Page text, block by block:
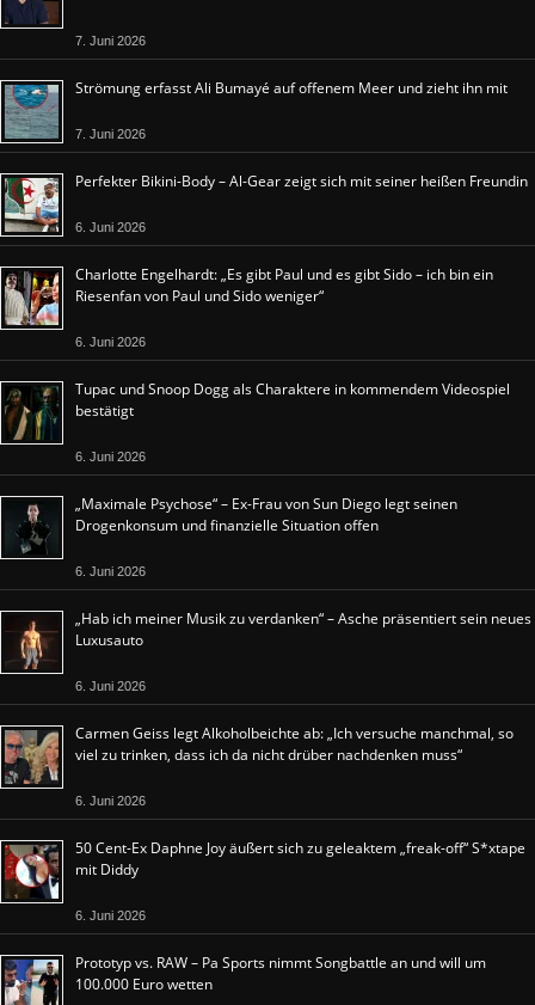
7. Juni 2026
Strömung erfasst Ali Bumayé auf offenem Meer und zieht ihn mit
7. Juni 2026
Perfekter Bikini-Body – Al-Gear zeigt sich mit seiner heißen Freundin
6. Juni 2026
Charlotte Engelhardt: „Es gibt Paul und es gibt Sido – ich bin ein
Riesenfan von Paul und Sido weniger“
6. Juni 2026
Tupac und Snoop Dogg als Charaktere in kommendem Videospiel
bestätigt
6. Juni 2026
„Maximale Psychose“ – Ex-Frau von Sun Diego legt seinen
Drogenkonsum und finanzielle Situation offen
6. Juni 2026
„Hab ich meiner Musik zu verdanken“ – Asche präsentiert sein neues
Luxusauto
6. Juni 2026
Carmen Geiss legt Alkoholbeichte ab: „Ich versuche manchmal, so
viel zu trinken, dass ich da nicht drüber nachdenken muss“
6. Juni 2026
50 Cent-Ex Daphne Joy äußert sich zu geleaktem „freak-off“ S*xtape
mit Diddy
6. Juni 2026
Prototyp vs. RAW – Pa Sports nimmt Songbattle an und will um
100.000 Euro wetten